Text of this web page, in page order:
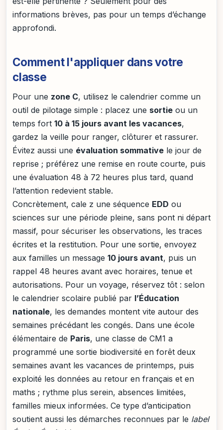
informations brèves, pas pour un temps d’échange
approfondi.
Comment l'appliquer dans votre
classe
Pour une zone C, utilisez le calendrier comme un
outil de pilotage simple : placez une sortie ou un
temps fort 10 à 15 jours avant les vacances,
gardez la veille pour ranger, clôturer et rassurer.
Évitez aussi une évaluation sommative le jour de
reprise ; préférez une remise en route courte, puis
une évaluation 48 à 72 heures plus tard, quand
l’attention redevient stable.
Concrètement, cale z une séquence EDD ou
sciences sur une période pleine, sans pont ni départ
massif, pour sécuriser les observations, les traces
écrites et la restitution. Pour une sortie, envoyez
aux familles un message 10 jours avant, puis un
rappel 48 heures avant avec horaires, tenue et
autorisations. Pour un voyage, réservez tôt : selon
le calendrier scolaire publié par l’Éducation
nationale, les demandes montent vite autour des
semaines précédant les congés. Dans une école
élémentaire de Paris, une classe de CM1 a
programmé une sortie biodiversité en forêt deux
semaines avant les vacances de printemps, puis
exploité les données au retour en français et en
maths ; rythme plus serein, absences limitées,
familles mieux informées. Ce type d’anticipation
soutient aussi les démarches reconnues par le label